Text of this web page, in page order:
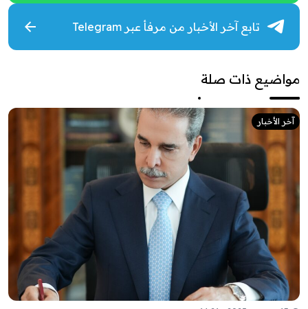
تابع آخر الأخبار من مرفأ عبر Telegram
مواضيع ذات صلة
آخر الأخبار